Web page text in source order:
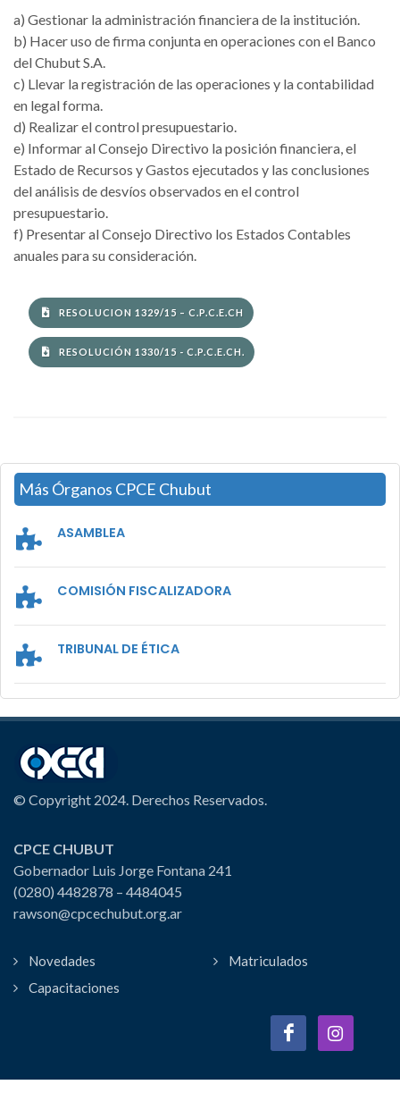
a) Gestionar la administración financiera de la institución.
b) Hacer uso de firma conjunta en operaciones con el Banco
del Chubut S.A.
c) Llevar la registración de las operaciones y la contabilidad
en legal forma.
d) Realizar el control presupuestario.
e) Informar al Consejo Directivo la posición financiera, el
Estado de Recursos y Gastos ejecutados y las conclusiones
del análisis de desvíos observados en el control
presupuestario.
f) Presentar al Consejo Directivo los Estados Contables
anuales para su consideración.
RESOLUCION 1329/15 – C.P.C.E.CH
RESOLUCIÓN 1330/15 - C.P.C.E.CH.
Más Órganos CPCE Chubut
ASAMBLEA
COMISIÓN FISCALIZADORA
TRIBUNAL DE ÉTICA
© Copyright 2024. Derechos Reservados.
CPCE CHUBUT
Gobernador Luis Jorge Fontana 241
(0280) 4482878 – 4484045
rawson@cpcechubut.org.ar
Novedades
Capacitaciones
Matriculados